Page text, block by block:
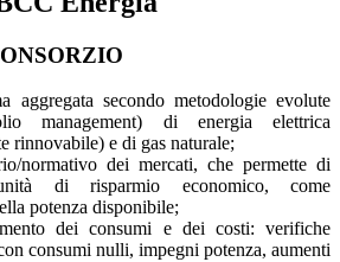
aggregata secondo metodologie evolute
management) di energia elettrica
rinnovabile) e di gas naturale;
normativo dei mercati, che permette di
di risparmio economico, come
potenza disponibile;
dei consumi e dei costi: verifiche
consumi nulli, impegni potenza, aumenti